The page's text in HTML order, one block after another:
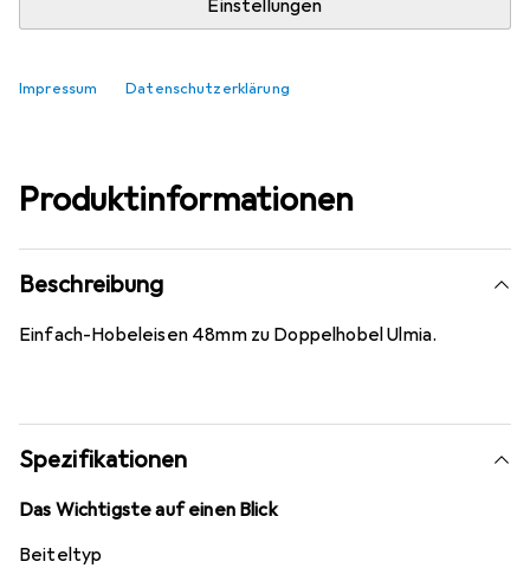
Einstellungen
Impressum Datenschutzerklärung
Produktinformationen
Beschreibung
Einfach-Hobeleisen 48mm zu Doppelhobel Ulmia.
Spezifikationen
Das Wichtigste auf einen Blick
Beiteltyp